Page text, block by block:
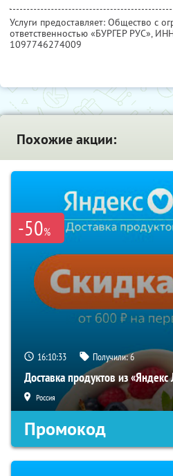
Услуги предоставляет: Общество с
ответственностью «БУРГЕР РУС»,
1097746274009
Похожие акции:
-50%
16:10:33 Получили:6
Доставка продуктов из «Яндекс
Россия
Промокод